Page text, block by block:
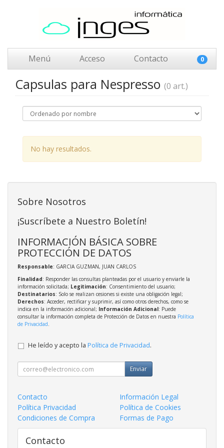
Menú Acceso Contacto 0
Capsulas para Nespresso (0 art.)
No hay resultados.
Sobre Nosotros
¡Suscríbete a Nuestro Boletín!
INFORMACIÓN BÁSICA SOBRE
PROTECCIÓN DE DATOS
Responsable: GARCIA GUZMAN, JUAN CARLOS
Finalidad: Responder las consultas planteadas por el usuario y enviarle la
información solicitada; Legitimación: Consentimiento del usuario;
Destinatarios: Solo se realizan cesiones si existe una obligación legal;
Derechos: Acceder, rectificar y suprimir, así como otros derechos, como se
indica en la información adicional; Información Adicional: Puede
consultar la información completa de Protección de Datos en nuestra Política
de Privacidad.
He leído y acepto la Política de Privacidad.
Enviar
Contacto
Información Legal
Política Privacidad
Política de Cookies
Condiciones de Compra
Formas de Pago
Contacto